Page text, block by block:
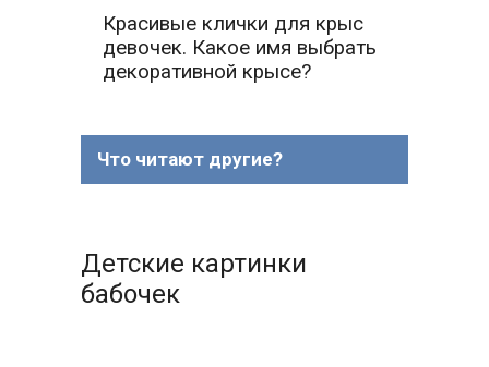
Красивые клички для крыс
девочек. Какое имя выбрать
декоративной крысе?
Что читают другие?
Детские картинки
бабочек